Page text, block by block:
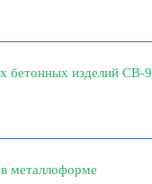
бетонных изделий СВ-
металлоформе